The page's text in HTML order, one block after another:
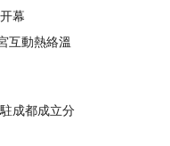
幕
互動熱絡溫
成都成立分